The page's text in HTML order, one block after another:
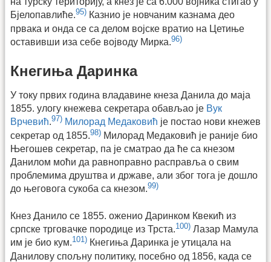
Бјелопавлиће.95) Казнио је новчаним казнама део
првака и онда се са делом војске вратио на Цетиње
оставивши иза себе војводу Мирка.96)
Кнегиња Даринка
У току првих година владавине кнеза Данила до маја
1855. улогу кнежева секретара обављао је Вук
Врчевић.97) Милорад Медаковић је постао нови кнежев
секретар од 1855.98) Милорад Медаковић је раније био
Његошев секретар, па је сматрао да ће са кнезом
Данилом моћи да равноправно расправља о свим
проблемима друштва и државе, али због тога је дошло
до његовога сукоба са кнезом.99)
Кнез Данило се 1855. оженио Даринком Квекић из
српске трговачке породице из Трста.100) Лазар Мамула
им је био кум.101) Кнегиња Даринка је утицала на
Данилову спољну политику, посебно од 1856, када се